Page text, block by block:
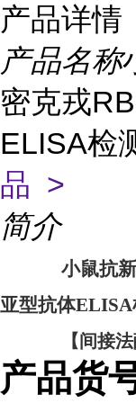
产品详情
产品名称
密克戎
ELISA检
品 >
简介
小鼠抗
亚型抗体
【间接
产品货